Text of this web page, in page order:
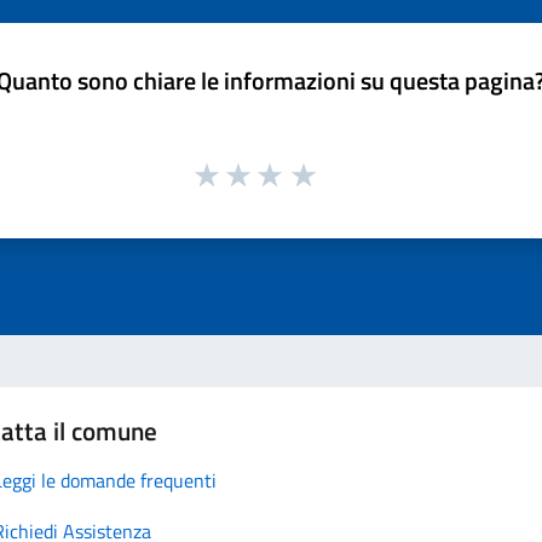
sono chiare le informazioni su questa
il comune
le domande frequenti
Assistenza